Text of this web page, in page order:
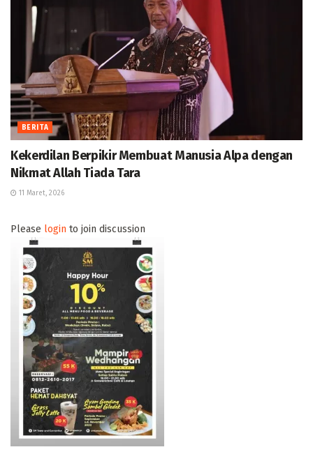
BERITA
Kekerdilan Berpikir Membuat Manusia Alpa dengan
Nikmat Allah Tiada Tara
11 Maret, 2026
Please login to join discussion